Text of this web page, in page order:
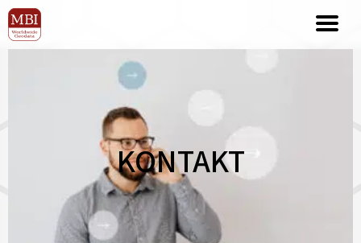
KONTAKT